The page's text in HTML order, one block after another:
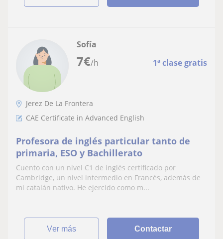
7€/h 1ª clase gratis
Sofía
Jerez De La Frontera
CAE Certificate in Advanced English
Profesora de inglés particular tanto de
primaria, ESO y Bachillerato
Cuento con un nivel C1 de inglés certificado por
Cambridge, un nivel intermedio en Francés, además de
mi catalán nativo. He ejercido como m...
ver más Contactar